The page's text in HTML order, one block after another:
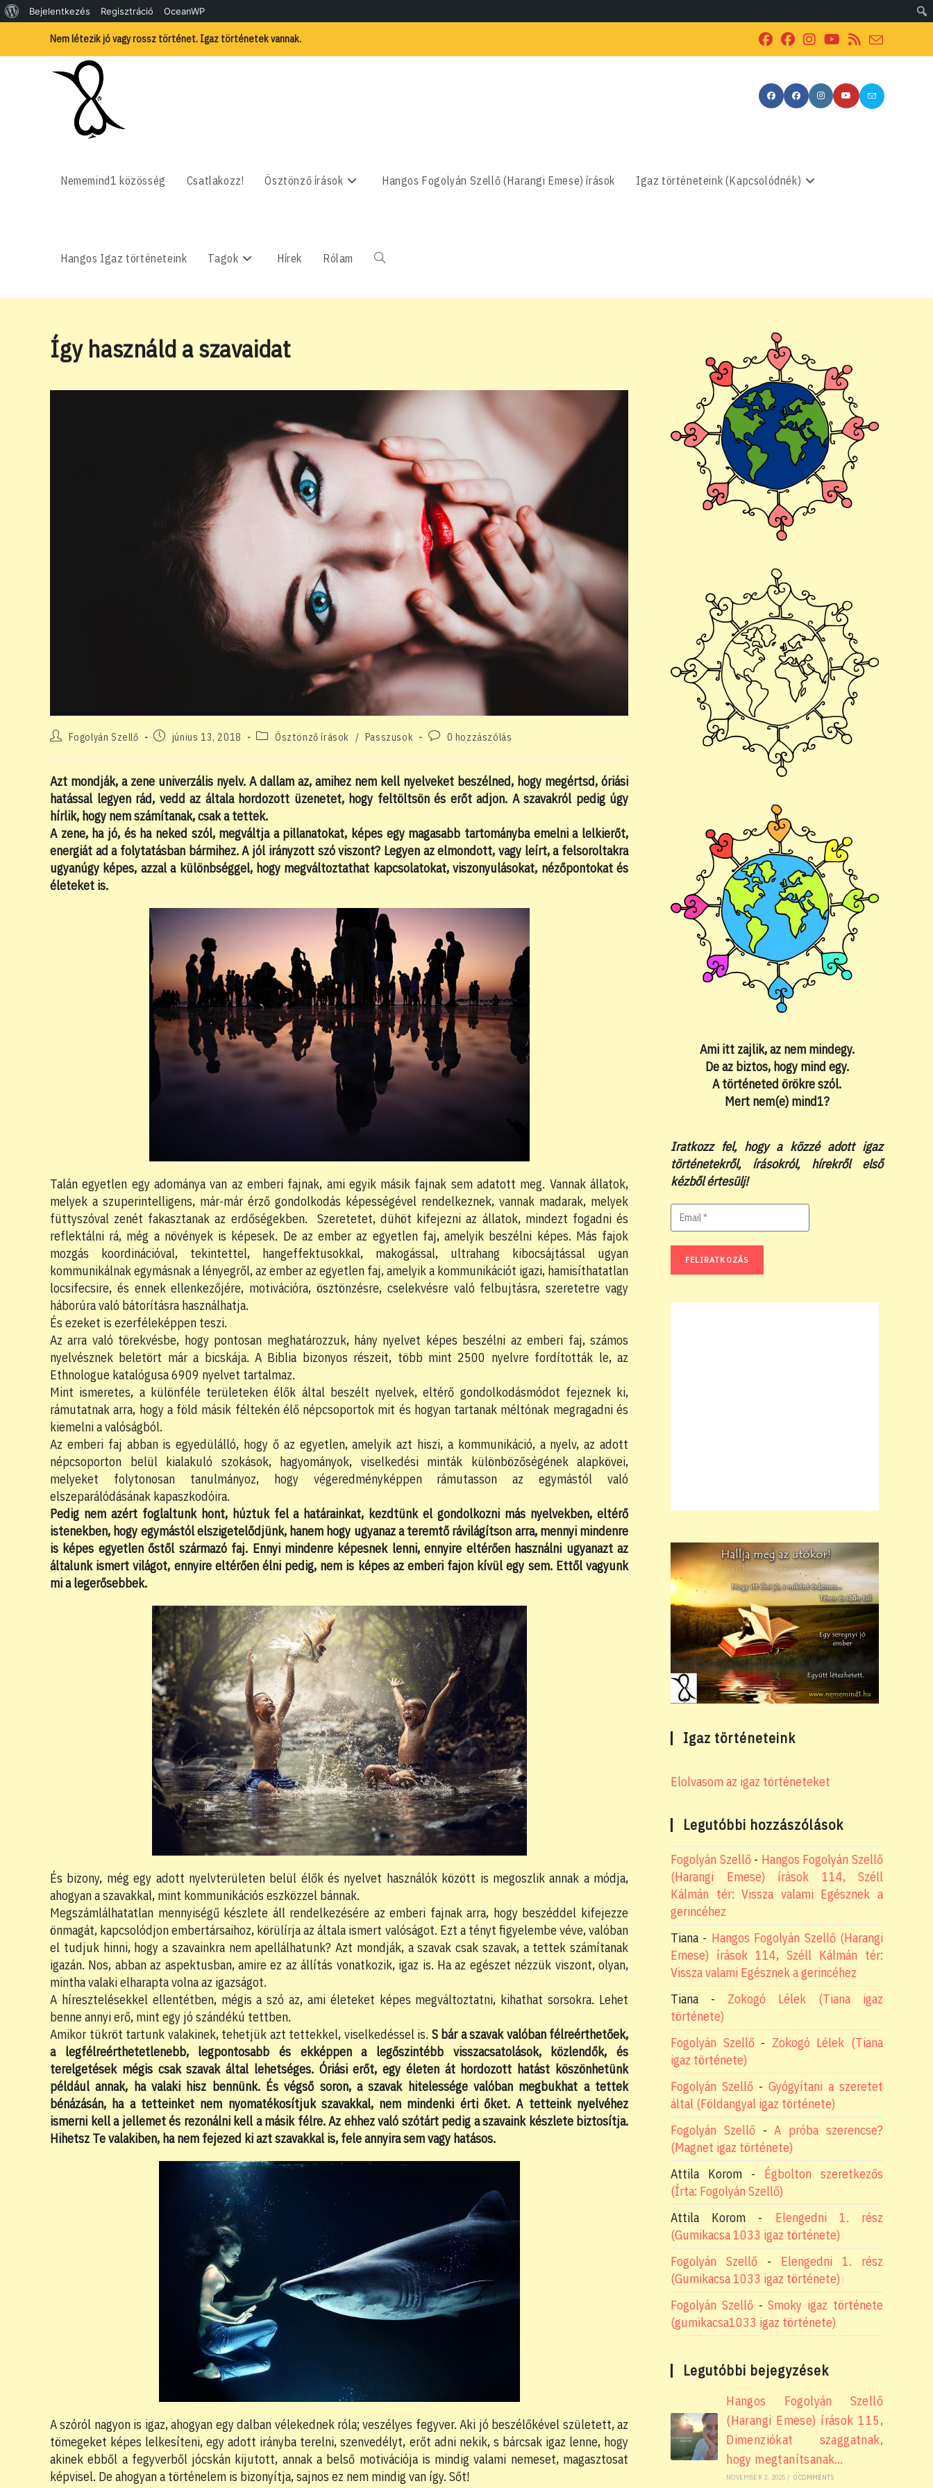
WordPress,
csodás
Bejelentkezés Regisztráció OceanWP
content
Nem létezik jó vagy rossz történet. Igaz történetek vannak.
Nememind1 közösség Csatlakozz! Ösztönző írások Hangos Fogolyán Szellő (Harangi Emese) írások Igaz történeteink (Kapcsolódnék)
Hangos Igaz történeteink Tagok Hírek Rólam Toggle
search
Így használd a szavaidat
PostFogolyán Szellő
Postjúnius 13, 2018
PostÖsztönző írások / Passzusok
Post0 hozzászólás
Azt mondják, a zene univerzális nyelv. A dallam az, amihez nem kell nyelveket beszélned, hogy megértsd, óriási
hatással legyen rád, vedd az általa hordozott üzenetet, hogy feltöltsön és erőt adjon. A szavakról pedig úgy
hírlik, hogy nem számítanak, csak a tettek.
A zene, ha jó, és ha neked szól, megváltja a pillanatokat, képes egy magasabb tartományba emelni a lelkierőt,
energiát ad a folytatásban bármihez. A jól irányzott szó viszont? Legyen az elmondott, vagy leírt, a felsoroltakra
ugyanúgy képes, azzal a különbséggel, hogy megváltoztathat kapcsolatokat, viszonyulásokat, nézőpontokat és
életeket is.
Talán egyetlen egy adománya van az emberi fajnak, ami egyik másik fajnak sem adatott meg. Vannak állatok,
melyek a szuperintelligens, már-már érző gondolkodás képességével rendelkeznek, vannak madarak, melyek
füttyszóval zenét fakasztanak az erdőségekben. Szeretetet, dühöt kifejezni az állatok, mindezt fogadni és
reflektálni rá, még a növények is képesek. De az ember az egyetlen faj, amelyik beszélni képes. Más fajok
mozgás koordinációval, tekintettel, hangeffektusokkal, makogással, ultrahang kibocsájtással ugyan
kommunikálnak egymásnak a lényegről, az ember az egyetlen faj, amelyik a kommunikációt igazi, hamisíthatatlan
locsifecsire, és ennek ellenkezőjére, motivációra, ösztönzésre, cselekvésre való felbujtásra, szeretetre vagy
háborúra való bátorításra használhatja.
És ezeket is ezerféleképpen teszi.
Az arra való törekvésbe, hogy pontosan meghatározzuk, hány nyelvet képes beszélni az emberi faj, számos
nyelvésznek beletört már a bicskája. A Biblia bizonyos részeit, több mint 2500 nyelvre fordították le, az
Ethnologue katalógusa 6909 nyelvet tartalmaz.
Mint ismeretes, a különféle területeken élők által beszélt nyelvek, eltérő gondolkodásmódot fejeznek ki,
rámutatnak arra, hogy a föld másik féltekén élő népcsoportok mit és hogyan tartanak méltónak megragadni és
kiemelni a valóságból.
Az emberi faj abban is egyedülálló, hogy ő az egyetlen, amelyik azt hiszi, a kommunikáció, a nyelv, az adott
népcsoporton belül kialakuló szokások, hagyományok, viselkedési minták különbözőségének alapkövei,
melyeket folytonosan tanulmányoz, hogy végeredményképpen rámutasson az egymástól való
elszeparálódásának kapaszkodóira.
Pedig nem azért foglaltunk hont, húztuk fel a határainkat, kezdtünk el gondolkozni más nyelvekben, eltérő
istenekben, hogy egymástól elszigetelődjünk, hanem hogy ugyanaz a teremtő rávilágítson arra, mennyi mindenre
is képes egyetlen őstől származó faj. Ennyi mindenre képesnek lenni, ennyire eltérően használni ugyanazt az
általunk ismert világot, ennyire eltérően élni pedig, nem is képes az emberi fajon kívül egy sem. Ettől vagyunk
mi a legerősebbek.
És bizony, még egy adott nyelvterületen belül élők és nyelvet használók között is megoszlik annak a módja,
ahogyan a szavakkal, mint kommunikációs eszközzel bánnak.
Megszámlálhatatlan mennyiségű készlete áll rendelkezésére az emberi fajnak arra, hogy beszéddel kifejezze
önmagát, kapcsolódjon embertársaihoz, körülírja az általa ismert valóságot. Ezt a tényt figyelembe véve, valóban
el tudjuk hinni, hogy a szavainkra nem apellálhatunk? Azt mondják, a szavak csak szavak, a tettek számítanak
igazán. Nos, abban az aspektusban, amire ez az állítás vonatkozik, igaz is. Ha az egészet nézzük viszont, olyan,
mintha valaki elharapta volna az igazságot.
A híresztelésekkel ellentétben, mégis a szó az, ami életeket képes megváltoztatni, kihathat sorsokra. Lehet
benne annyi erő, mint egy jó szándékú tettben.
Amikor tükröt tartunk valakinek, tehetjük azt tettekkel, viselkedéssel is. S bár a szavak valóban félreérthetőek,
a legfélreérthetetlenebb, legpontosabb és ekképpen a legőszintébb visszacsatolások, közlendők, és
terelgetések mégis csak szavak által lehetséges. Óriási erőt, egy életen át hordozott hatást köszönhetünk
például annak, ha valaki hisz bennünk. És végső soron, a szavak hitelessége valóban megbukhat a tettek
bénázásán, ha a tetteinket nem nyomatékosítjuk szavakkal, nem mindenki érti őket. A tetteink nyelvéhez
ismerni kell a jellemet és rezonálni kell a másik félre. Az ehhez való szótárt pedig a szavaink készlete biztosítja.
Hihetsz Te valakiben, ha nem fejezed ki azt szavakkal is, fele annyira sem vagy hatásos.
A szóról nagyon is igaz, ahogyan egy dalban vélekednek róla; veszélyes fegyver. Aki jó beszélőkével született, az
tömegeket képes lelkesíteni, egy adott irányba terelni, szenvedélyt, erőt adni nekik, s bárcsak igaz lenne, hogy
akinek ebből a fegyverből jócskán kijutott, annak a belső motivációja is mindig valami nemeset, magasztosat
képvisel. De ahogyan a történelem is bizonyítja, sajnos ez nem mindig van így. Sőt!
Ami itt zajlik, az nem mindegy.
De az biztos, hogy mind egy.
A történeted örökre szól.
Mert nem(e) mind1?
Iratkozz fel, hogy a közzé adott igaz
történetekről, írásokról, hírekről első
kézből értesülj!
Igaz történeteink
Elolvasom az igaz történeteket
Legutóbbi hozzászólások
Fogolyán Szellő- Hangos Fogolyán Szellő
(Harangi Emese) írások 114, Széll
Kálmán tér: Vissza valami Egésznek a
gerincéhez
Tiana - Hangos Fogolyán Szellő (Harangi
Emese) írások 114, Széll Kálmán tér:
Vissza valami Egésznek a gerincéhez
Tiana - Zokogó Lélek (Tiana igaz
története)
Fogolyán Szellő- Zokogó Lélek (Tiana
igaz története)
Fogolyán Szellő - Gyógyítani a szeretet
által (Földangyal igaz története)
Fogolyán Szellő-A próba szerencse?
(Magnet igaz története)
Attila Korom - Égbolton szeretkezős
(Írta: Fogolyán Szellő)
Attila Korom - Elengedni 1. rész
(Gumikacsa 1033 igaz története)
Fogolyán Szellő - Elengedni 1. rész
(Gumikacsa 1033 igaz története)
Fogolyán Szellő-Smoky igaz története
(gumikacsa1033 igaz története)
Legutóbbi bejegyzések
Hangos Fogolyán Szellő
(Harangi Emese) írások 115,
Dimenziókat szaggatnak,
hogy megtanítsanak…
NOVEMBER 2, 2025 / 0 COMMENTS